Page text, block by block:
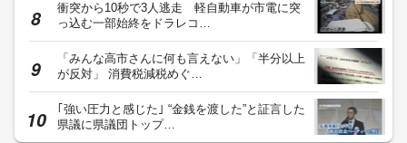
衝突から10秒で3人逃走 軽自動車が市電に突
っ込む一部始終をドラレコ…
「みんな高市さんに何も言えない」「半分以上
が反対」 消費税減税めぐ…
｢強い圧力と感じた｣ “金銭を渡した”と証言した
県議に県議団トップ…